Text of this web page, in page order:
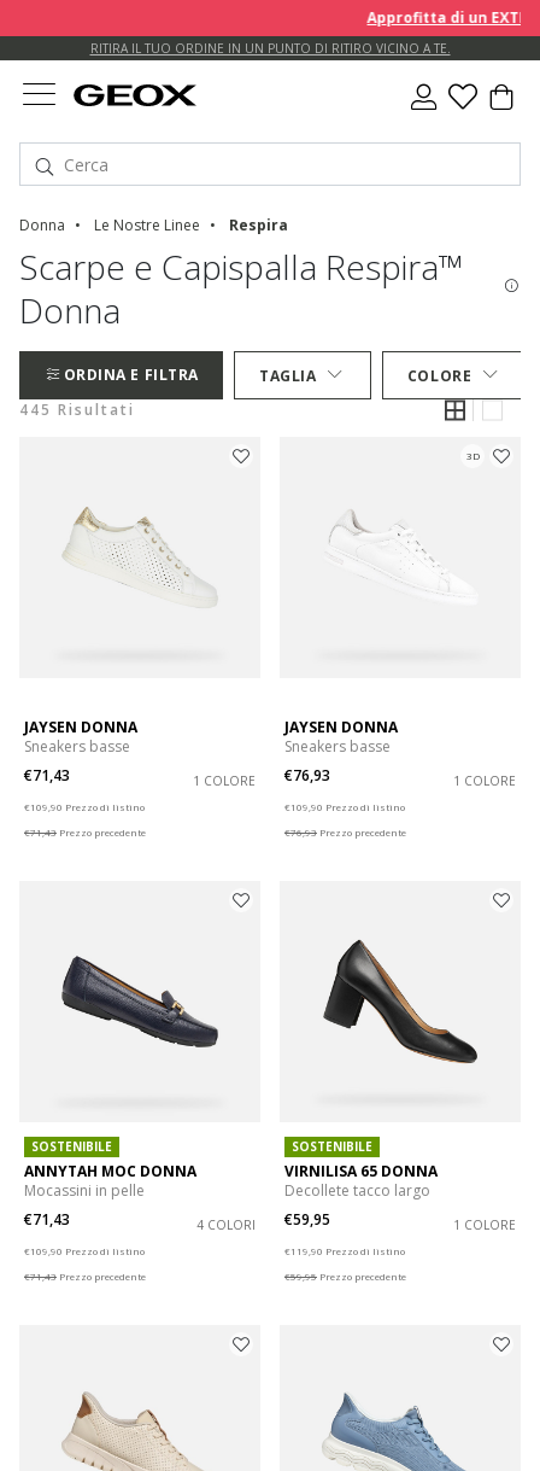
Approfitta di un EXTRA
RITIRA IL TUO ORDINE IN UN PUNTO DI RITIRO VICINO A TE.
Donna Le Nostre Linee Respira
Scarpe e Capispalla Respira™
Donna
ORDINA E FILTRA TAGLIA
COLORE
445 Risultati
JAYSEN DONNA
Sneakers basse
€71,43
1 COLORE
€109,90 Prezzo di listino
€71,43 Prezzo precedente
3D
JAYSEN DONNA
Sneakers basse
€76,93
1 COLORE
€109,90 Prezzo di listino
€76,93 Prezzo precedente
SOSTENIBILE
ANNYTAH MOC DONNA
Mocassini in pelle
€71,43
4 COLORI
€109,90 Prezzo di listino
€71,43 Prezzo precedente
SOSTENIBILE
VIRNILISA 65 DONNA
Decollete tacco largo
€59,95
1 COLORE
€119,90 Prezzo di listino
€59,95 Prezzo precedente